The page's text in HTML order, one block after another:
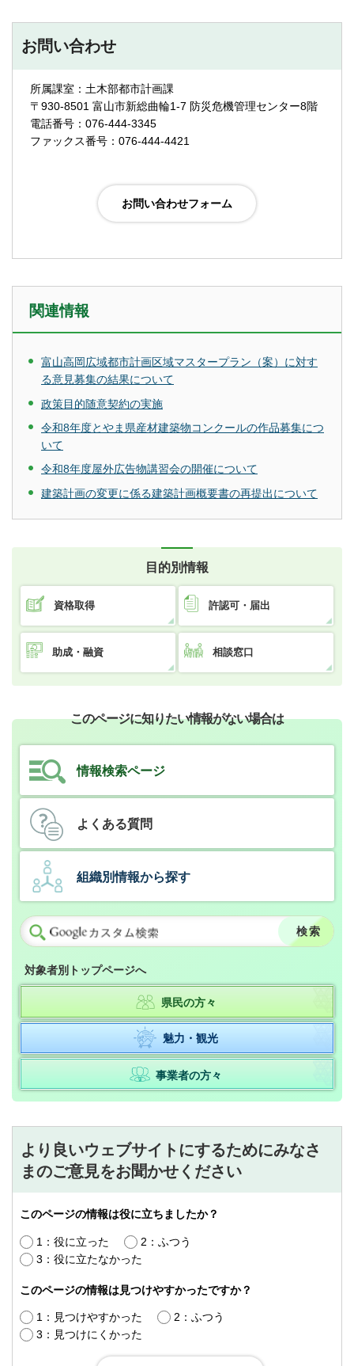
お問い合わせ
所属課室：土木部都市計画課
〒930-8501 富山市新総曲輪1-7 防災危機管理センター8階
電話番号：076-444-3345
ファックス番号：076-444-4421
関連情報
富山高岡広域都市計画区域マスタープラン（案）に対す
る意見募集の結果について
政策目的随意契約の実施
令和8年度とやま県産材建築物コンクールの作品募集につ
いて
令和8年度屋外広告物講習会の開催について
建築計画の変更に係る建築計画概要書の再提出について
目的別情報
資格取得 許認可・届出
助成・融資 相談窓口
このページに知りたい情報がない場合は
情報検索ページ
よくある質問
組織別情報から探す
対象者別トップページへ
県民の方々
魅力・観光
事業者の方々
より良いウェブサイトにするためにみなさ
まのご意見をお聞かせください
このページの情報は役に立ちましたか？
1：役に立った
2：ふつう
3：役に立たなかった
このページの情報は見つけやすかったですか？
1：見つけやすかった
2：ふつう
3：見つけにくかった